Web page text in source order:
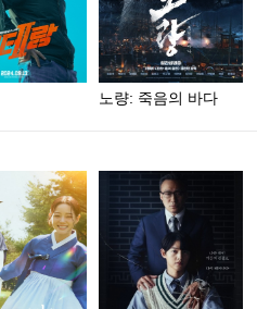
노량: 죽음의 바다